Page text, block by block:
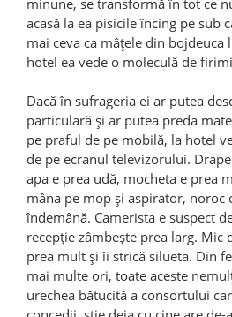
acasă la ea pisicile încing pe sub
mai ceva ca mâţele din bojdeuca
hotel ea vede o moleculă de
Dacă în sufrageria ei ar putea
particulară şi ar putea preda
pe praful de pe mobilă, la hotel
de pe ecranul televizorului.
apa e prea udă, mocheta e prea
mâna pe mop şi aspirator, noroc
îndemână. Camerista e suspect
recepţie zâmbeşte prea larg. Mic
prea mult şi îi strică silueta. Din
mai multe ori, toate aceste
urechea bătucită a consortului